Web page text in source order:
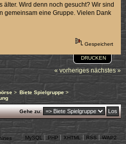
älter. Wird denn noch gesucht? Wir sind
gemeinsam eine Gruppe. Vielen Dank
Gespeichert
DRUCKEN
« vorheriges nächstes »
> Biete Spielgruppe>
Gehe zu:
MySQL PHP XHTML RSS WAP2